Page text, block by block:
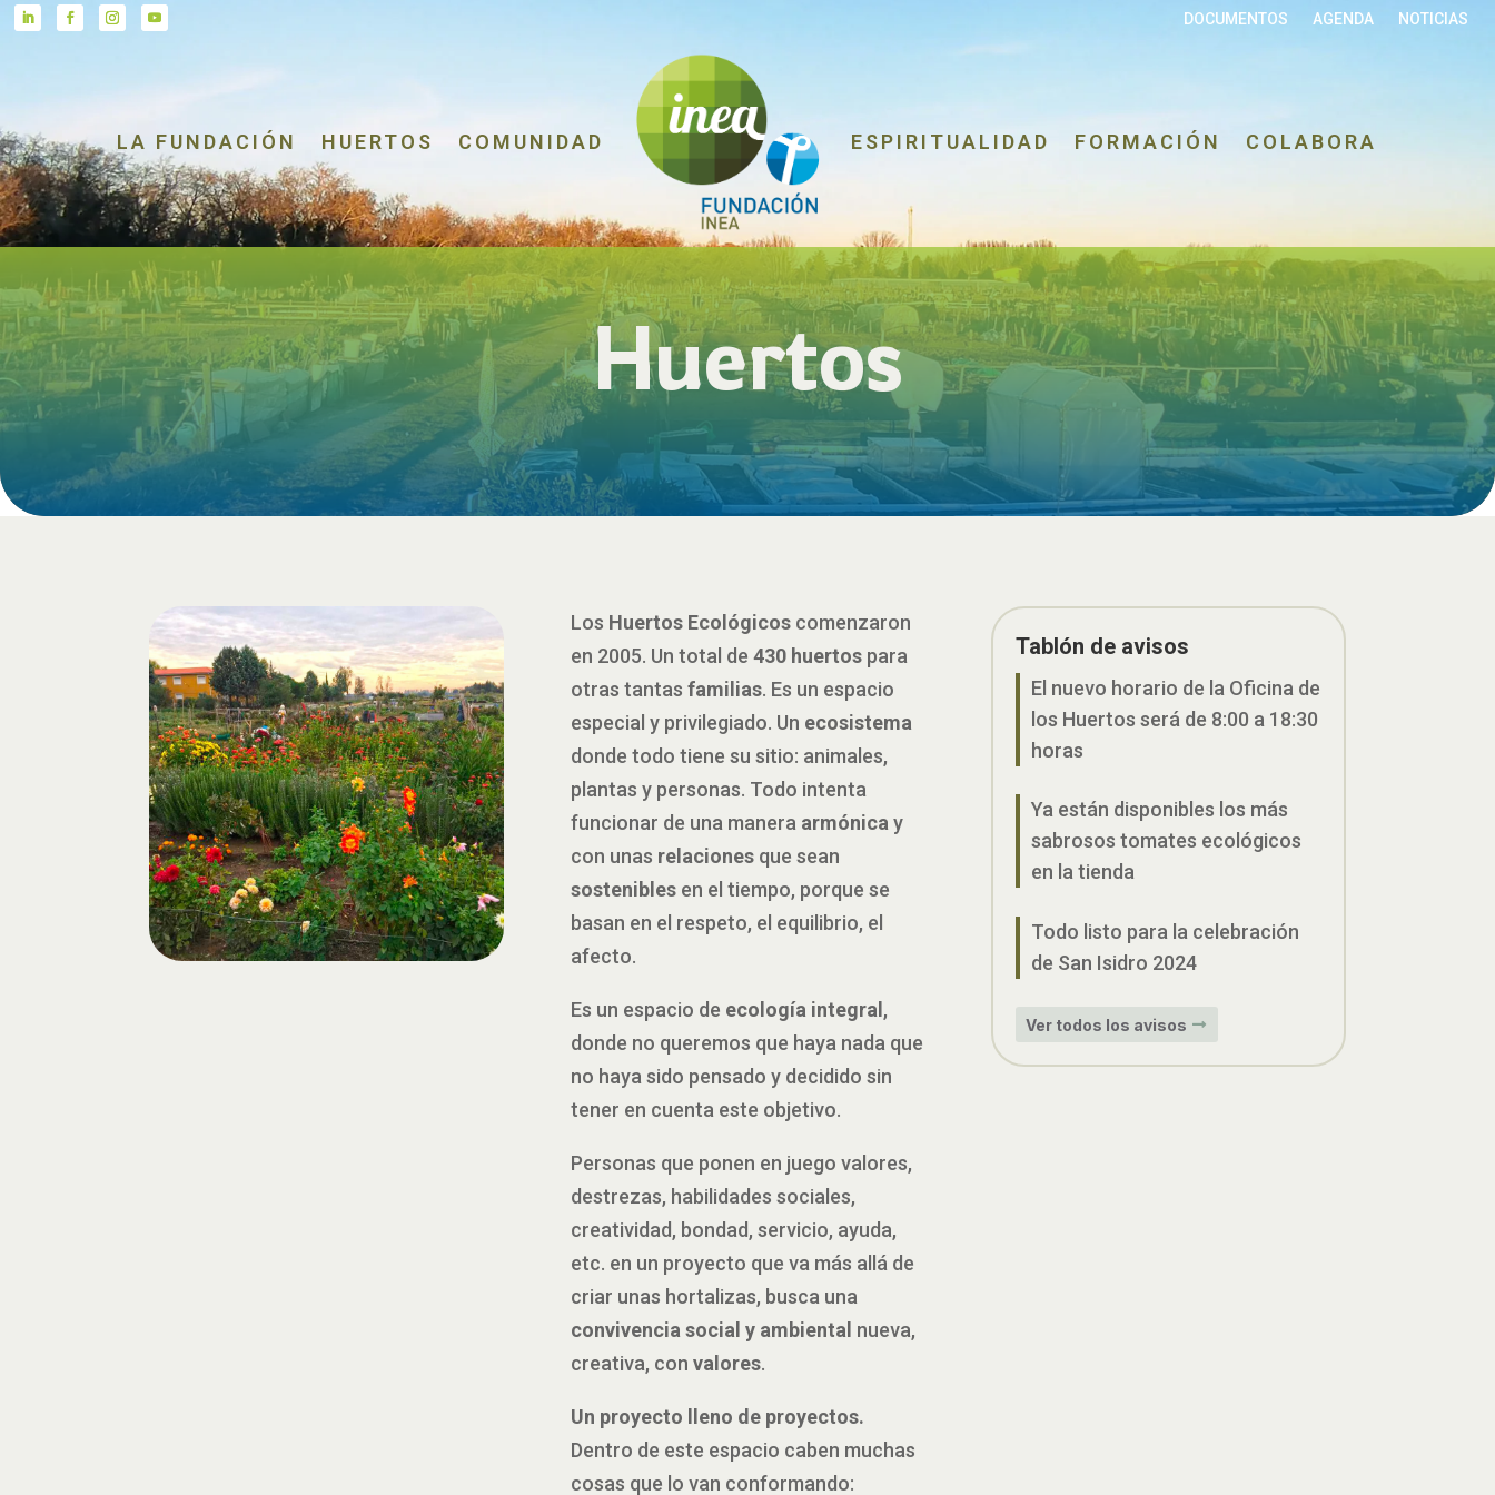
DOCUMENTOS AGENDA NOTICIAS
LA FUNDACIÓN HUERTOS COMUNIDAD ESPIRITUALIDAD FORMACIÓN COLABORA
Huertos
Los Huertos Ecológicoscomenzaron
en 2005. Un total de 430 huertospara
otras tantas familias. Es un espacio
especial y privilegiado. Un ecosistema
donde todo tiene su sitio: animales,
plantas y personas. Todo intenta
funcionar de una manera armónica y
con unas relacionesque sean
sosteniblesen el tiempo, porque se
basan en el respeto, el equilibrio, el
afecto.
Es un espacio de ecología integral ,
donde no queremos que haya nada que
no haya sido pensado y decidido sin
tener en cuenta este objetivo.
Personas que ponen en juego valores,
destrezas, habilidades sociales,
creatividad, bondad, servicio, ayuda,
etc. en un proyecto que va más allá de
criar unas hortalizas, busca una
convivencia social y ambiental nueva,
creativa, con valores.
Un proyecto lleno de proyectos.
Dentro de este espacio caben muchas
cosas que lo van conformando:
Tablón de avisos
El nuevo horario de la Oficina de
los Huertos será de 8:00 a 18:30
horas
Ya están disponibles los más
sabrosos tomates ecológicos
en la tienda
Todo listo para la celebración
de San Isidro 2024
Ver todos los avisos